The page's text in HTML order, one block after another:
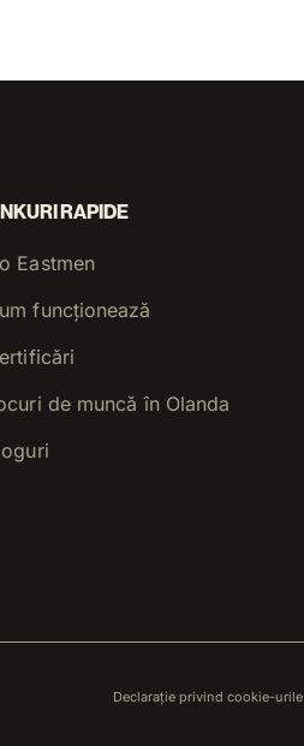
RAPIDE
Eastmen
funcționează
de muncă în Olanda
Declarație privind cookie-urile